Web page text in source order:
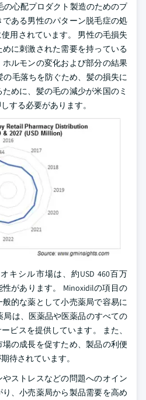
の心配プロダクト製造のためのプ
ある男性のパターン脱毛症の処
用されています。 男性の毛損失
に刺激された需要を持っている
ルモンの変化および部分の結果
の毛落ちを防ぐため、髪の損失に
めに、髪の毛の減少が米国のミ
する必要があります。
キシル市場は、約USD 460百万
があります。 Minoxidilの項目の
的な薬として小売薬局で容易に
は、医薬品や医薬品のすべての
ビスを提供しています。 また、
の成長を促すため、製品の利便
待されています。
ストレスなどの問題へのオイン
、小売薬局から製品需要を高め